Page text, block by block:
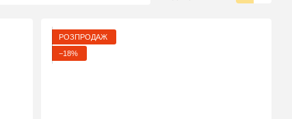
РОЗПРОДАЖ
−18%